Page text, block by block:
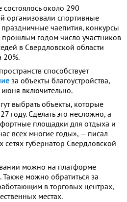
около 290
организовали спортивные
чаепития, конкурсы
годом число участников
в Свердловской области
20%.
способствует
за объекты благоустройства,
включительно.
выбрать объекты, которые
году. Сделать это несложно, а
площадки для отдыха и
всех многие годы», — писал
губернатор Свердловской
можно на платформе
. Также можно обратиться за
в торговых центрах,
местах.